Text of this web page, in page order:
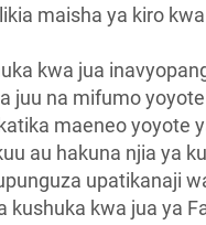
maisha ya kiro
kwa jua
juu na mifumo
maeneo yoyote
au hakuna njia ya
upatikanaji
kushuka kwa jua ya